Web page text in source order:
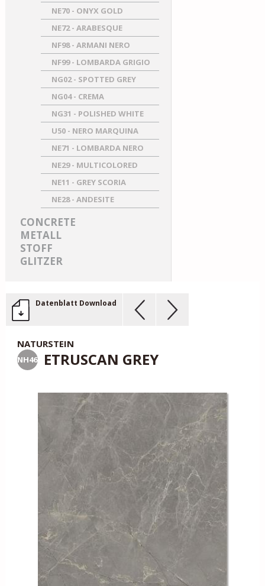
NE70 - ONYX GOLD
NE72 - ARABESQUE
NF98 - ARMANI NERO
NF99 - LOMBARDA GRIGIO
NG02 - SPOTTED GREY
NG04 - CREMA
NG31 - POLISHED WHITE
U50 - NERO MARQUINA
NE71 - LOMBARDA NERO
NE29 - MULTICOLORED
NE11 - GREY SCORIA
NE28 - ANDESITE
CONCRETE
METALL
STOFF
GLITZER
Datenblatt Download
NATURSTEIN
NH46 ETRUSCAN GREY